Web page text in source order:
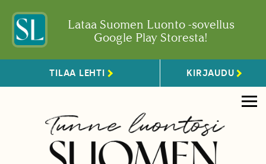
Lataa Suomen Luonto -sovellus
Google Play Storesta!
TILAA LEHTI KIRJAUDU